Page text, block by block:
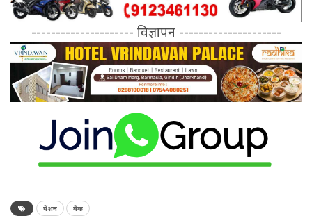
--------------------- विज्ञापन ---------------------
पेंशन बैंक